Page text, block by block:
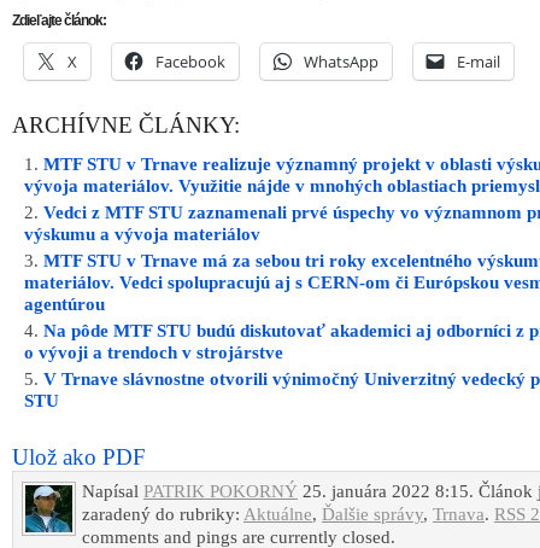
Zdieľajte článok:
X Facebook WhatsApp E-mail
ARCHÍVNE ČLÁNKY:
MTF STU v Trnave realizuje významný projekt v oblasti
vývoja materiálov. Využitie nájde v mnohých oblastiach
Vedci z MTF STU zaznamenali prvé úspechy vo významnom
výskumu a vývoja materiálov
MTF STU v Trnave má za sebou tri roky excelentného
materiálov. Vedci spolupracujú aj s CERN-om či Európskou
agentúrou
Na pôde MTF STU budú diskutovať akademici aj odborníci z
o vývoji a trendoch v strojárstve
V Trnave slávnostne otvorili výnimočný Univerzitný vedecký
STU
Ulož ako PDF
Napísal PATRIK POKORNÝ 25. januára 2022 8:15. Článok
zaradený do rubriky: Aktuálne, Ďalšie správy, Trnava. RSS
comments and pings are currently closed.